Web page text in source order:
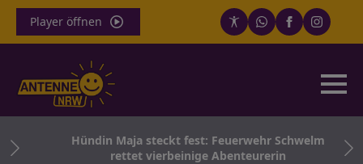
Player öffnen
Hündin Maja steckt fest: Feuerwehr Schwelm
rettet vierbeinige Abenteurerin